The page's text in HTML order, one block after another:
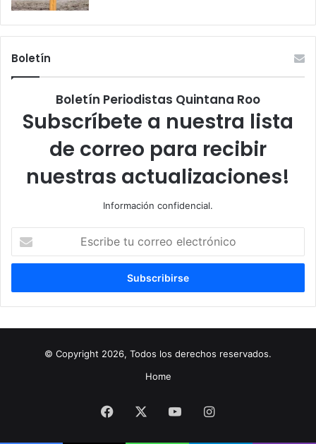
Boletín
Boletín Periodistas Quintana Roo
Subscríbete a nuestra lista
de correo para recibir
nuestras actualizaciones!
Información confidencial.
correo
© Copyright 2026, Todos los derechos reservados.
Home
Facebook YouTubeInstagram